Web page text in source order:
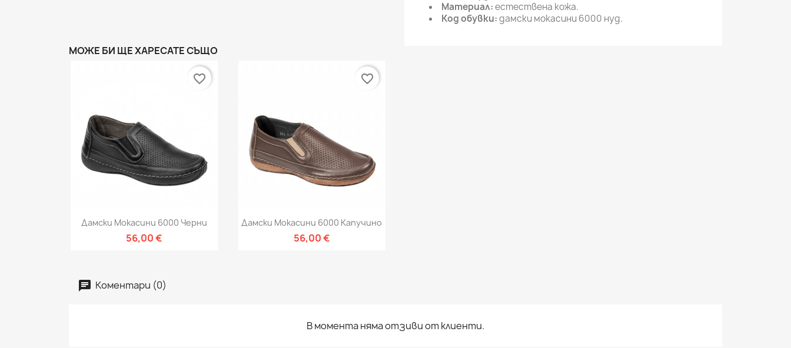
Материал:естествена кожа.
Код обувки:дамски мокасини 6000 нуд.
МОЖЕ БИ ЩЕ ХАРЕСАТЕ СЪЩО
Бърз преглед
Дамски Мокасини 6000 Черни
56,00 €
favorite_border
Бърз преглед
Дамски Мокасини 6000 Капучино
56,00 €
favorite_border
Коментари (0)
В момента няма отзиви от клиенти.